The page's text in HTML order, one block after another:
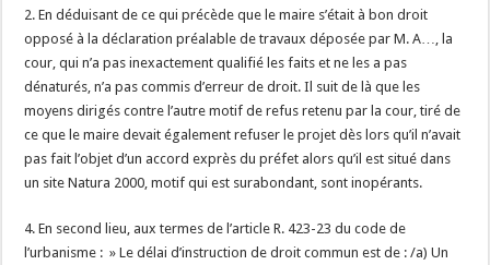
2. En déduisant de ce qui précède que le maire s’était à bon droit
opposé à la déclaration préalable de travaux déposée par M. A…, la
cour, qui n’a pas inexactement qualifié les faits et ne les a pas
dénaturés, n’a pas commis d’erreur de droit. Il suit de là que les
moyens dirigés contre l’autre motif de refus retenu par la cour, tiré de
ce que le maire devait également refuser le projet dès lors qu’il n’avait
pas fait l’objet d’un accord exprès du préfet alors qu’il est situé dans
un site Natura 2000, motif qui est surabondant, sont inopérants.
4. En second lieu, aux termes de l’article R. 423-23 du code de
l’urbanisme : » Le délai d’instruction de droit commun est de : /a) Un